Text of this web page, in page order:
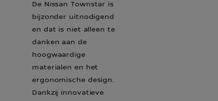
De Nissan Townstar is
bijzonder uitnodigend
en dat is niet alleen te
danken aan de
hoogwaardige
materialen en het
ergonomische design.
Dankzij innovatieve